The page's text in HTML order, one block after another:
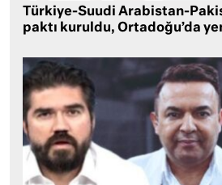
Türkiye-Suudi Arabistan-
paktı kuruldu, Ortadoğu’da